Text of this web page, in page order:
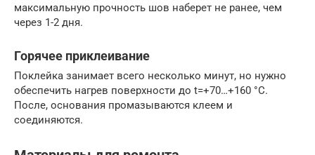
максимальную прочность шов наберет не ранее, чем
через 1-2 дня.
Горячее приклеивание
Поклейка занимает всего несколько минут, но нужно
обеспечить нагрев поверхности до t=+70…+160 °C.
После, основания промазываются клеем и
соединяются.